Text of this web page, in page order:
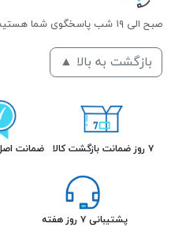
صبح الی ۱۹ شب پاسخگوی شما هستیم.
بازگشت به بالا ▲
۷ روز ضمانت بازگشت کالا ضمانت
پشتیبانی ۷ روز هفته